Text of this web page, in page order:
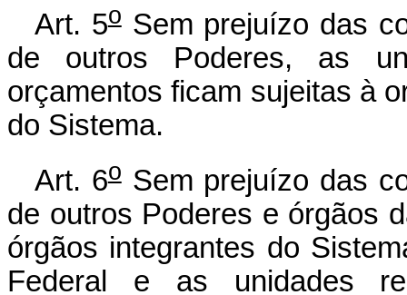
Art. 5oSem prejuízo das
de outros Poderes, as
orçamentos ficam sujeitas à
do Sistema.
Art. 6oSem prejuízo das
de outros Poderes e órgãos
órgãos integrantes do
Federal e as unidades